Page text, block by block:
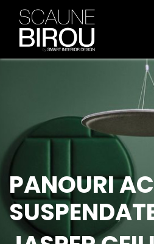
Skip to Content
PANOURI